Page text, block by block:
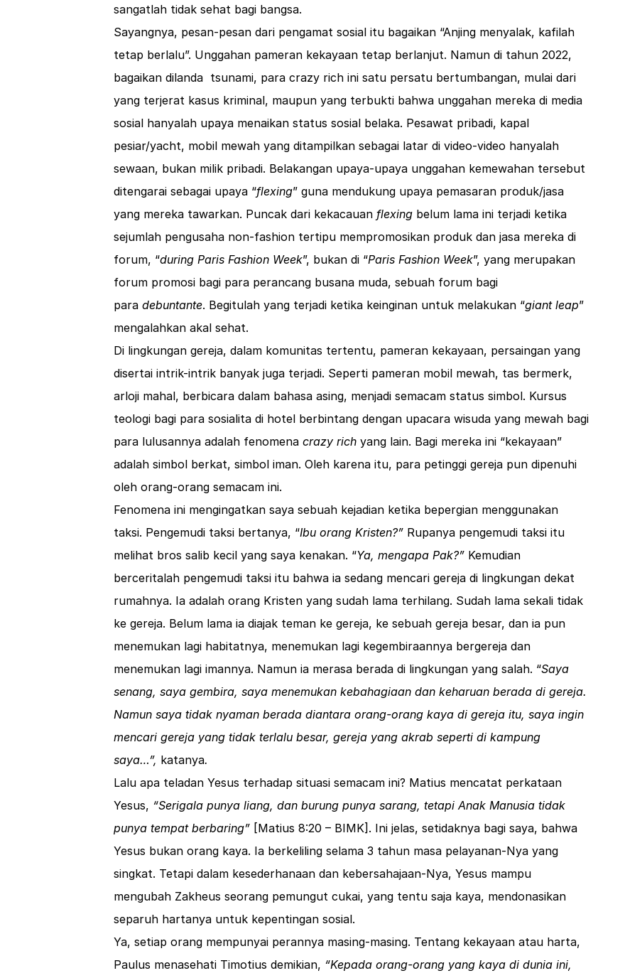
sangatlah tidak sehat bagi bangsa.
Sayangnya, pesan-pesan dari pengamat sosial itu bagaikan “Anjing menyalak, kafilah
tetap berlalu”. Unggahan pameran kekayaan tetap berlanjut. Namun di tahun 2022,
bagaikan dilanda tsunami, para crazy rich ini satu persatu bertumbangan, mulai dari
yang terjerat kasus kriminal, maupun yang terbukti bahwa unggahan mereka di media
sosial hanyalah upaya menaikan status sosial belaka. Pesawat pribadi, kapal
pesiar/yacht, mobil mewah yang ditampilkan sebagai latar di video-video hanyalah
sewaan, bukan milik pribadi. Belakangan upaya-upaya unggahan kemewahan tersebut
ditengarai sebagai upaya “flexing” guna mendukung upaya pemasaran produk/jasa
yang mereka tawarkan. Puncak dari kekacauan flexing belum lama ini terjadi ketika
sejumlah pengusaha non-fashion tertipu mempromosikan produk dan jasa mereka di
forum, “during Paris Fashion Week”, bukan di “Paris Fashion Week”, yang merupakan
forum promosi bagi para perancang busana muda, sebuah forum bagi
para debuntante. Begitulah yang terjadi ketika keinginan untuk melakukan “giant leap”
mengalahkan akal sehat.
Di lingkungan gereja, dalam komunitas tertentu, pameran kekayaan, persaingan yang
disertai intrik-intrik banyak juga terjadi. Seperti pameran mobil mewah, tas bermerk,
arloji mahal, berbicara dalam bahasa asing, menjadi semacam status simbol. Kursus
teologi bagi para sosialita di hotel berbintang dengan upacara wisuda yang mewah bagi
para lulusannya adalah fenomena crazy rich yang lain. Bagi mereka ini “kekayaan”
adalah simbol berkat, simbol iman. Oleh karena itu, para petinggi gereja pun dipenuhi
oleh orang-orang semacam ini.
Fenomena ini mengingatkan saya sebuah kejadian ketika bepergian menggunakan
taksi. Pengemudi taksi bertanya, “Ibu orang Kristen?” Rupanya pengemudi taksi itu
melihat bros salib kecil yang saya kenakan. “Ya, mengapa Pak?” Kemudian
berceritalah pengemudi taksi itu bahwa ia sedang mencari gereja di lingkungan dekat
rumahnya. Ia adalah orang Kristen yang sudah lama terhilang. Sudah lama sekali tidak
ke gereja. Belum lama ia diajak teman ke gereja, ke sebuah gereja besar, dan ia pun
menemukan lagi habitatnya, menemukan lagi kegembiraannya bergereja dan
menemukan lagi imannya. Namun ia merasa berada di lingkungan yang salah. “Saya
senang, saya gembira, saya menemukan kebahagiaan dan keharuan berada di gereja.
Namun saya tidak nyaman berada diantara orang-orang kaya di gereja itu, saya ingin
mencari gereja yang tidak terlalu besar, gereja yang akrab seperti di kampung
saya…”, katanya.
Lalu apa teladan Yesus terhadap situasi semacam ini? Matius mencatat perkataan
Yesus, “Serigala punya liang, dan burung punya sarang, tetapi Anak Manusia tidak
punya tempat berbaring” [Matius 8:20 – BIMK]. Ini jelas, setidaknya bagi saya, bahwa
Yesus bukan orang kaya. Ia berkeliling selama 3 tahun masa pelayanan-Nya yang
singkat. Tetapi dalam kesederhanaan dan kebersahajaan-Nya, Yesus mampu
mengubah Zakheus seorang pemungut cukai, yang tentu saja kaya, mendonasikan
separuh hartanya untuk kepentingan sosial.
Ya, setiap orang mempunyai perannya masing-masing. Tentang kekayaan atau harta,
Paulus menasehati Timotius demikian, “Kepada orang-orang yang kaya di dunia ini,